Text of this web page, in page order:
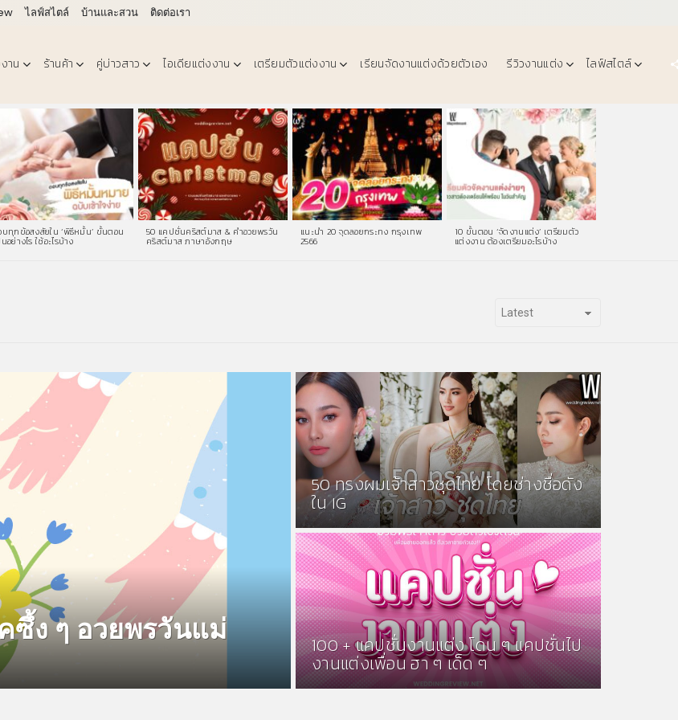
ไลฟ์สไตล์ บ้านและสวน ติดต่อเรา
าน ร้านค้า คู่บ่าวสาว ไอเดียแต่งงาน เตรียมตัวแต่งงาน เรียนจัดงานแต่งด้วยตัวเอง รีวิวงานแต่ง ไลฟ์สไตล์
บทุกข้อสงสัยใน ‘พิธีหมั้น’ ขั้นตอน
อย่างไร ใช้อะไรบ้าง
50 แคปชั่นคริสต์มาส & คําอวยพรวัน
คริสต์มาส ภาษาอังกฤษ
แนะนำ 20 จุดลอยกระทง กรุงเทพ
2566
10 ขั้นตอน ‘จัดงานแต่ง’ เตรียมตัว
แต่งงาน ต้องเตรียมอะไรบ้าง
ซึ้ง ๆ อวยพรวันแม่
50 ทรงผมเจ้าสาวชุดไทย โดยช่างชื่อดัง
ใน IG
100 + แคปชั่นงานแต่ง โดน ๆ แคปชั่นไป
งานแต่งเพื่อน ฮา ๆ เด็ด ๆ